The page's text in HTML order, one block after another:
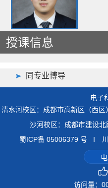
授课信息
同专业博导
电子
清水河校区：成都市高新区（西
沙河校区：成都市建设
蜀ICP备 05006379 号 I 川
访问量：